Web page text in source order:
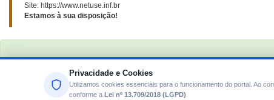
Privacidade e Cookies
Utilizamos cookies essenciais para o funcionamento do portal. Ao
conforme a Lei nº 13.709/2018 (LGPD)
Site: https://www.netuse.inf.br
Estamos à sua disposição!